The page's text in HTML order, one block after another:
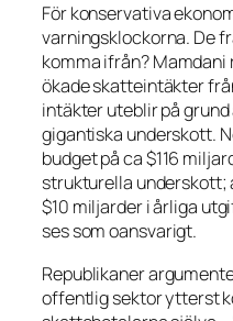
För konservativa
varningsklockorna. De
komma ifrån?Mamdani
ökade skatteintäkter
intäkter uteblir på
gigantiska underskott.
budget på ca $116
strukturella
$10 miljarder i årliga
ses som oansvarigt.
Republikaner
offentlig sektor ytterst